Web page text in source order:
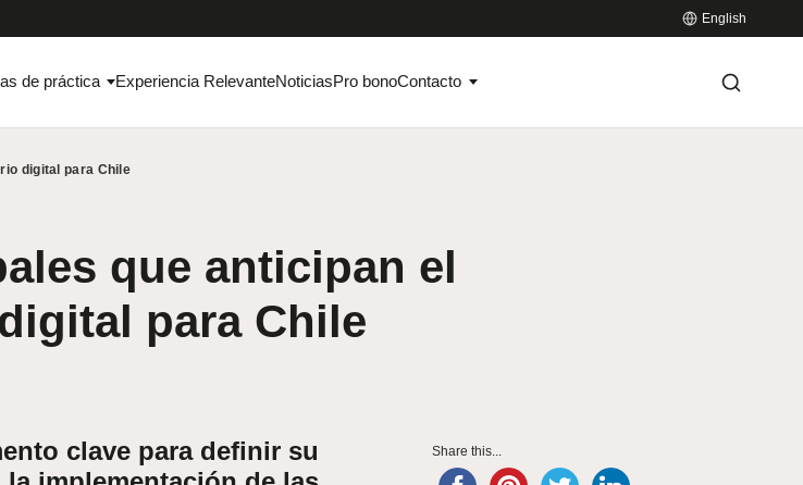
English
de práctica Experiencia RelevanteNoticiasPro bonoContacto
digital para Chile
que anticipan el
para Chile
clave para definir su
Share this...